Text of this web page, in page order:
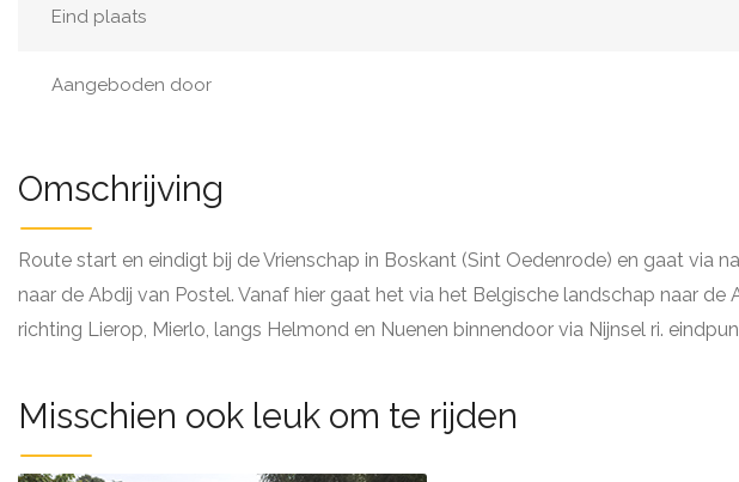
Eind plaats
Aangeboden door
Omschrijving
Route start en eindigt bij de Vrienschap in Boskant (Sint Oedenrode) en gaat via
naar de Abdij van Postel. Vanaf hier gaat het via het Belgische landschap naar
richting Lierop, Mierlo, langs Helmond en Nuenen binnendoor via Nijnsel ri.
Misschien ook leuk om te rijden